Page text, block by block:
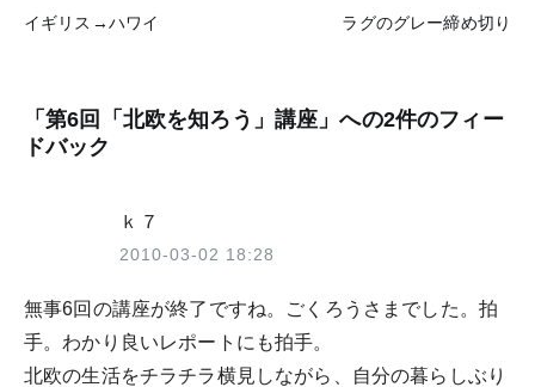
稿
ビ
ゲ
ン
イギリス→ハワイ ラグのグレー締め切り
「第6回「北欧を知ろう」講座 」への2件のフィー
ドバック
ｋ７
2010-03-02 18:28
無事6回の講座が終了ですね。ごくろうさまでした。拍
手。わかり良いレポートにも拍手。
北欧の生活をチラチラ横見しながら、自分の暮らしぶり